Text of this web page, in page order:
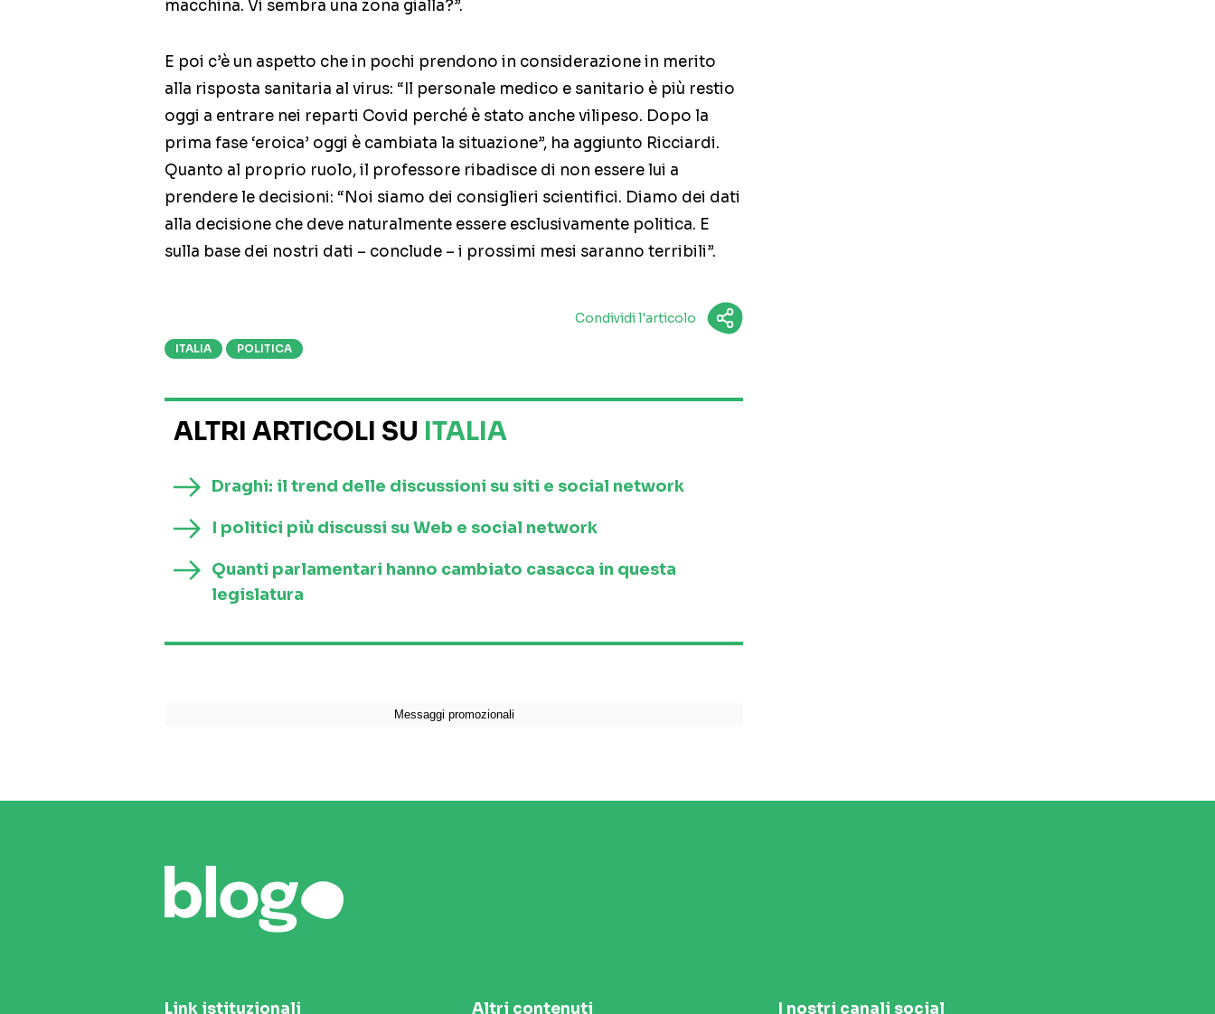
macchina. Vi sembra una zona gialla?”.
E poi c’è un aspetto che in pochi prendono in considerazione in merito
alla risposta sanitaria al virus: “Il personale medico e sanitario è più restio
oggi a entrare nei reparti Covid perché è stato anche vilipeso. Dopo la
prima fase ‘eroica’ oggi è cambiata la situazione”, ha aggiunto Ricciardi.
Quanto al proprio ruolo, il professore ribadisce di non essere lui a
prendere le decisioni: “Noi siamo dei consiglieri scientifici. Diamo dei dati
alla decisione che deve naturalmente essere esclusivamente politica. E
sulla base dei nostri dati – conclude – i prossimi mesi saranno terribili”.
Condividi l'articolo
ITALIA POLITICA
ALTRI ARTICOLI SU ITALIA
Draghi: il trend delle discussioni su siti e social network
I politici più discussi su Web e social network
Quanti parlamentari hanno cambiato casacca in questa
legislatura
Link istituzionali Altri contenuti I nostri canali social